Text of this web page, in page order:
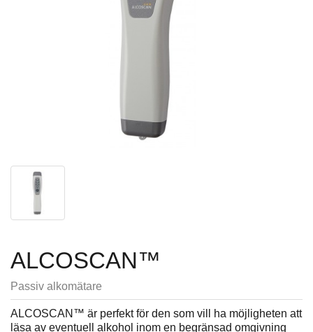
ALCOSCAN™
Passiv alkomätare
ALCOSCAN™ är perfekt för den som vill ha möjligheten att
läsa av eventuell alkohol inom en begränsad omgivning